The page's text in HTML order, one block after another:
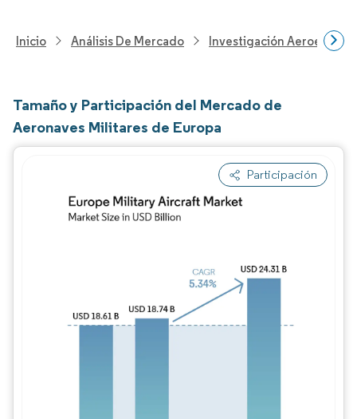
Inicio Análisis De Mercado Investigación
Tamaño y Participación del Mercado de
Aeronaves Militares de Europa
Participación